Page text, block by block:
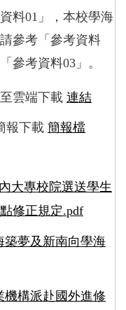
料01」，本校學海
參考「參考資料
參考資料03」。
雲端下載 連結
報下載 簡報檔
大專校院選送學生
修正規定.pdf
築夢及新南向學海
機構派赴國外進修